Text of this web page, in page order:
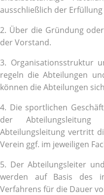
ausschließlich der
2. Über die Gründung
der Vorstand.
3. Organisationsstruktur
regeln die Abteilungen
können die Abteilungen
4. Die sportlichen
der Abteilungsleitung
Abteilungsleitung vertritt
Verein ggf. im jeweiligen
5. Der Abteilungsleiter
werden auf Basis des
Verfahrens für die Dauer